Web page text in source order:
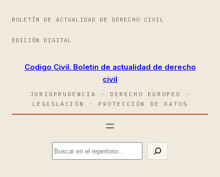
BOLETÍN DE ACTUALIDAD DE DERECHO CIVIL
EDICIÓN DIGITAL
Codigo Civil. Boletin de actualidad de derecho
civil
JURISPRUDENCIA · DERECHO EUROPEO ·
LEGISLACIÓN · PROTECCIÓN DE DATOS